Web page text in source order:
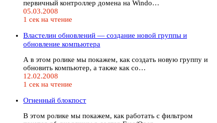
первичный контроллер домена на Windo…
05.03.2008
1 сек на чтение
Властелин обновлений — создание новой группы и
обновление компьютера
А в этом ролике мы покажем, как создать новую группу и
обновить компьютер, а также как со…
12.02.2008
1 сек на чтение
Огненный блокпост
В этом ролике мы покажем, как работать с фильтром